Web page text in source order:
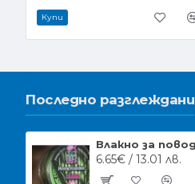
Купи
Последно разглеждани
6.65€ / 13.01 лв.